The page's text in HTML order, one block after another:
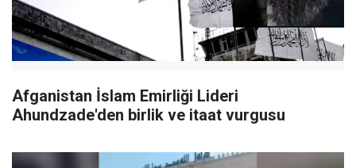
Afganistan İslam Emirliği Lideri
Ahundzade'den birlik ve itaat vurgusu